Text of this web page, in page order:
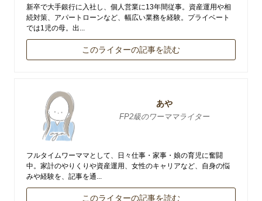
新卒で大手銀行に入社し、個人営業に13年間従事。資産運用や相
続対策、アパートローンなど、幅広い業務を経験。プライベート
では1児の母。出...
このライターの記事を読む
あや
FP2級のワーママライター
フルタイムワーママとして、日々仕事・家事・娘の育児に奮闘
中。家計のやりくりや資産運用、女性のキャリアなど、自身の悩
みや経験を、記事を通...
このライターの記事を読む